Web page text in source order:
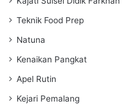
Teknik Food Prep
Natuna
Kenaikan Pangkat
Apel Rutin
Kejari Pemalang